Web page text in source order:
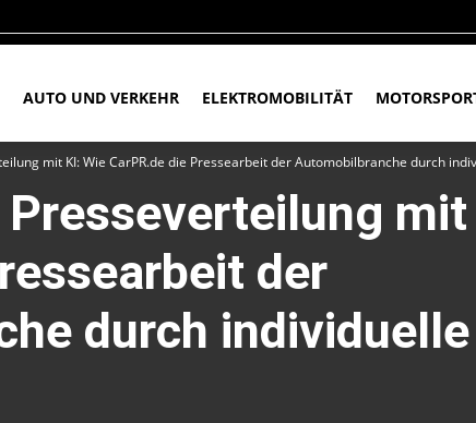
AUTO UND VERKEHR ELEKTROMOBILITÄT
mit KI: Wie CarPR.de die Pressearbeit der Automobilbranche durch
mit
der
durch